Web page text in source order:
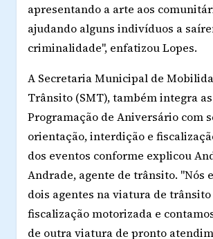
apresentando a arte aos
ajudando alguns indivíduos a
criminalidade", enfatizou Lopes.
A Secretaria Municipal de
Trânsito (SMT), também integra
Programação de Aniversário com
orientação, interdição e
dos eventos conforme explicou
Andrade, agente de trânsito. "Nós
dois agentes na viatura de trânsito
fiscalização motorizada e
de outra viatura de pronto